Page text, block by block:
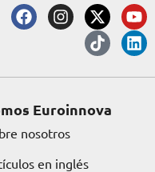
F
a
b
o
I
n
a
r
m
X
-
t
w
i
t
Y
o
u
t
u
T
i
k
t
o
L
i
n
k
e
Euroinnova
nosotros
en inglés